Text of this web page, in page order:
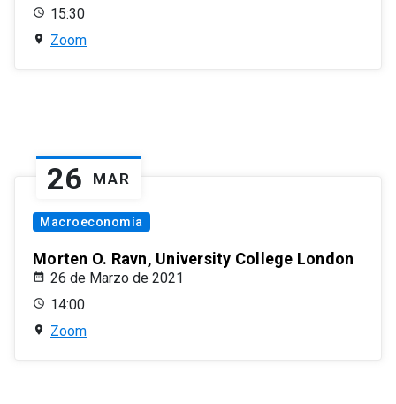
15:30
Zoom
26 MAR
Macroeconomía
Morten O. Ravn, University College London
26 de Marzo de 2021
14:00
Zoom